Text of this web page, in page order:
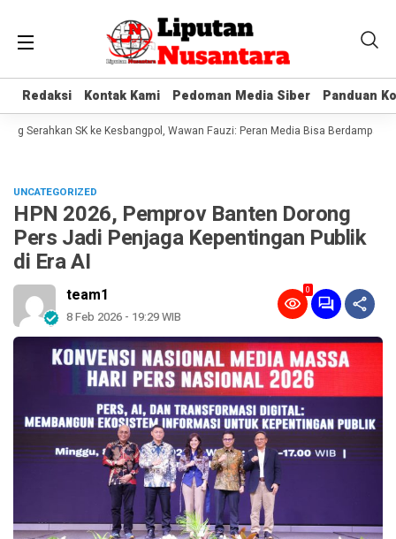
Redaksi Kontak Kami Pedoman Media Siber Panduan
Redaksi Kontak Kami Pedoman Media Siber Panduan
Serahkan SK ke Kesbangpol, Wawan Fauzi: Peran Media Bisa Berdampak
UNCATEGORIZED
HPN 2026, Pemprov Banten Dorong
Pers Jadi Penjaga Kepentingan Publik
di Era AI
team1
8 Feb 2026 - 19:29 WIB
0